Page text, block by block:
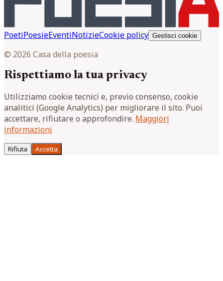
PoetiPoesieEventiNotizieCookie policy Gestisci cookie
© 2026 Casa della poesia
Rispettiamo la tua privacy
Utilizziamo cookie tecnici e, previo consenso, cookie
analitici (Google Analytics) per migliorare il sito. Puoi
accettare, rifiutare o approfondire. Maggiori
informazioni
Rifiuta Accetta